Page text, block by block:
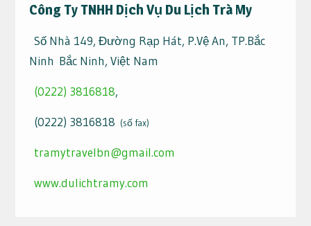
Công Ty TNHH Dịch Vụ Du Lịch Trà My
Số Nhà 149, Đường Rạp Hát, P.Vệ An, TP.Bắc
Ninh Bắc Ninh, Việt Nam
(0222) 3816818,
(0222) 3816818 (số fax)
tramytravelbn@gmail.com
www.dulichtramy.com